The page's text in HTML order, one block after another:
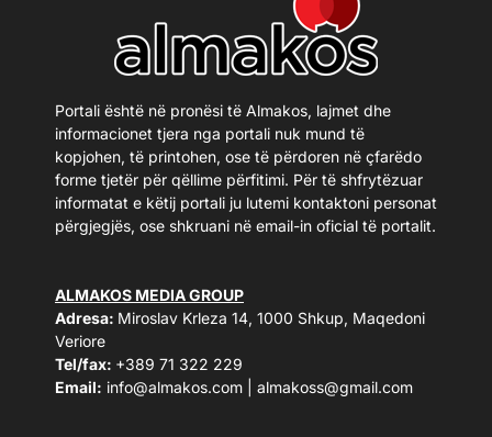
Portali është në pronësi të Almakos, lajmet dhe
informacionet tjera nga portali nuk mund të
kopjohen, të printohen, ose të përdoren në çfarëdo
forme tjetër për qëllime përfitimi. Për të shfrytëzuar
informatat e këtij portali ju lutemi kontaktoni personat
përgjegjës, ose shkruani në email-in oficial të portalit.
ALMAKOS MEDIA GROUP
Adresa: Miroslav Krleza 14, 1000 Shkup, Maqedoni
Veriore
Tel/fax: +389 71 322 229
Email: info@almakos.com almakoss@gmail.com